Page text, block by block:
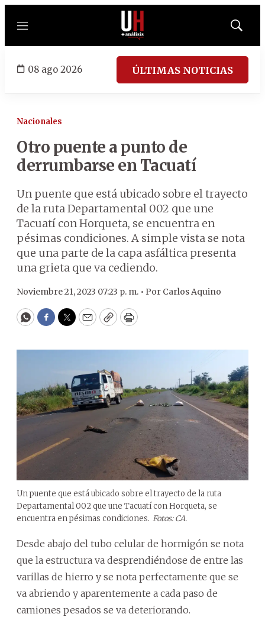
Menú
Mostrar
08 ago 2026 ÚLTIMAS NOTICIAS
Nacionales
Otro puente a punto de
derrumbarse en Tacuatí
Un puente que está ubicado sobre el trayecto
de la ruta Departamental 002 que une
Tacuatí con Horqueta, se encuentra en
pésimas condiciones. A simple vista se nota
que una parte de la capa asfáltica presenta
una grieta que va cediendo.
Noviembre 21, 2023 07:23 p. m. • Por Carlos Aquino
WhatsApp
Facebook
Twitter
EmailCopyPrint
Un puente que está ubicado sobre el trayecto de la ruta
Departamental 002 que une Tacuatí con Horqueta, se
encuentra en pésimas condiciones. Fotos: CA.
Desde abajo del tubo celular de hormigón se nota
que la estructura va desprendiéndose de entre las
varillas de hierro y se nota perfectamente que se
va abriendo y aparentemente a cada paso de
camiones pesados se va deteriorando.